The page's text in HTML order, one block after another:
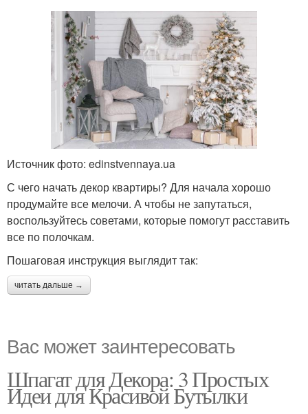
Источник фото: edinstvennaya.ua
С чего начать декор квартиры? Для начала хорошо
продумайте все мелочи. А чтобы не запутаться,
воспользуйтесь советами, которые помогут расставить
все по полочкам.
Пошаговая инструкция выглядит так:
читать дальше →
Вас может заинтересовать
Шпагат для Декора: 3 Простых
Идеи для Красивой Бутылки